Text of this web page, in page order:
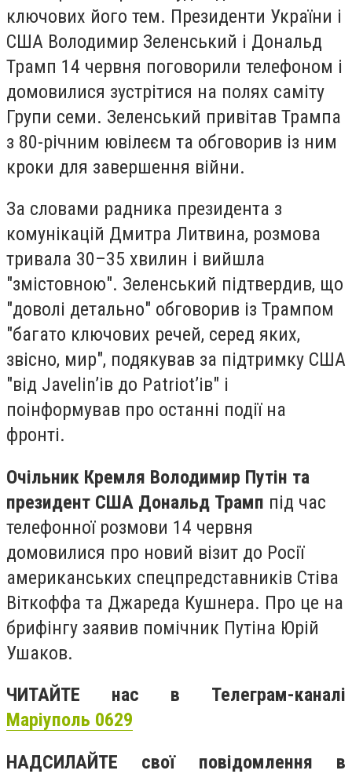
ключових його тем. Президенти України і
США Володимир Зеленський і Дональд
Трамп 14 червня поговорили телефоном і
домовилися зустрітися на полях саміту
Групи семи. Зеленський привітав Трампа
з 80-річним ювілеєм та обговорив із ним
кроки для завершення війни.
За словами радника президента з
комунікацій Дмитра Литвина, розмова
тривала 30–35 хвилин і вийшла
"змістовною". Зеленський підтвердив, що
"доволі детально" обговорив із Трампом
"багато ключових речей, серед яких,
звісно, мир", подякував за підтримку США
"від Javelinʼів до Patriotʼів" і
поінформував про останні події на
фронті.
Очільник Кремля Володимир Путін та
президент США Дональд Трамп під час
телефонної розмови 14 червня
домовилися про новий візит до Росії
американських спецпредставників Стіва
Віткоффа та Джареда Кушнера. Про це на
брифінгу заявив помічник Путіна Юрій
Ушаков.
ЧИТАЙТЕ нас в Телеграм-каналі
Маріуполь 0629
НАДСИЛАЙТЕ свої повідомлення в